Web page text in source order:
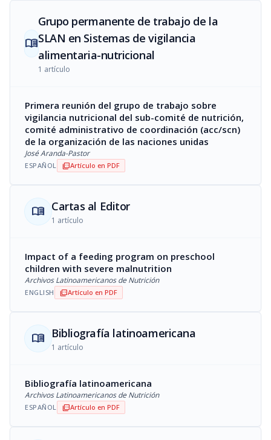
menu_book
Grupo permanente de trabajo de la
SLAN en Sistemas de vigilancia
alimentaria-nutricional
1 artículo
Primera reunión del grupo de trabajo sobre
vigilancia nutricional del sub-comité de nutrición,
comité administrativo de coordinación (acc/scn)
de la organización de las naciones unidas
José Aranda-Pastor
ESPAÑOL picture_as_pdfArtículo en PDF
menu_book Cartas al Editor
1 artículo
Impact of a feeding program on preschool
children with severe malnutrition
Archivos Latinoamericanos de Nutrición
ENGLISH picture_as_pdfArtículo en PDF
menu_book Bibliografía latinoamericana
1 artículo
Bibliografía latinoamericana
Archivos Latinoamericanos de Nutrición
ESPAÑOL picture_as_pdfArtículo en PDF